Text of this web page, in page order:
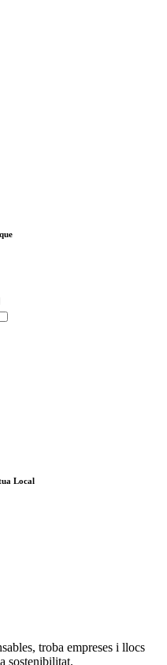
Local
troba empreses i llocs
sostenibilitat.